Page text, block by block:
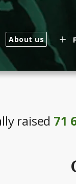
About us
raised 71